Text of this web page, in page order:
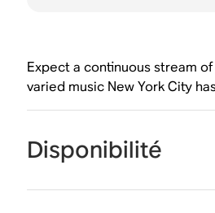
Expect a continuous stream
varied music New York City
Disponibilité